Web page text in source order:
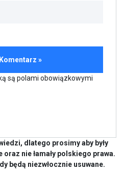
są polami obowiązkowymi
dlatego prosimy aby były
nie łamały polskiego prawa.
będą niezwłocznie usuwane.